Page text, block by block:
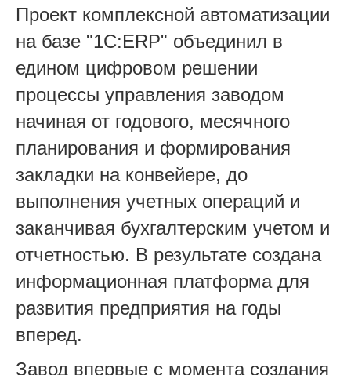
Проект комплексной автоматизации
на базе "1С:ERP" объединил в
едином цифровом решении
процессы управления заводом
начиная от годового, месячного
планирования и формирования
закладки на конвейере, до
выполнения учетных операций и
заканчивая бухгалтерским учетом и
отчетностью. В результате создана
информационная платформа для
развития предприятия на годы
вперед.
Завод впервые с момента создания